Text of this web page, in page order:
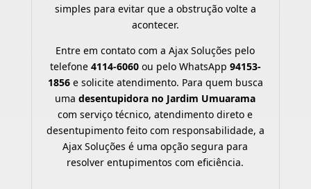
simples para evitar que a obstrução volte a
acontecer.
Entre em contato com a Ajax Soluções pelo
telefone 4114-6060ou pelo WhatsApp 94153-
1856e solicite atendimento. Para quem busca
umadesentupidora no Jardim Umuarama
com serviço técnico, atendimento direto e
desentupimento feito com responsabilidade, a
Ajax Soluções é uma opção segura para
resolver entupimentos com eficiência.